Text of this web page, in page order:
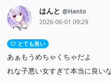
はんと @Hanto
2026-06-01 09:29
とても良い
あぁもうめちゃくちゃだよ
れな子悪い女すぎて本当に良い